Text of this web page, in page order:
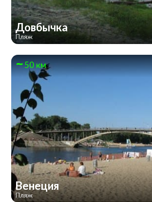
Довбычка
Пляж
50 км
Венеция
Пляж